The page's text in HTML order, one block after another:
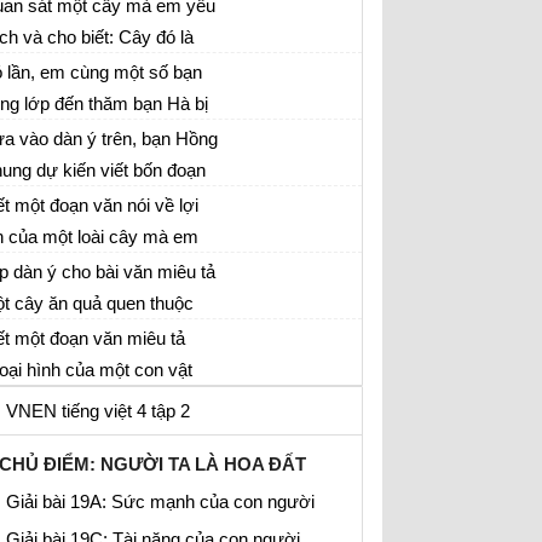
đoạn văn, có sử dụng
kiểu câu kể
sát một cây mà em yêu
và cho biết: Cây đó là
gì? Cây được trồng ở
Việt lớp 4
lần, em cùng một số bạn
lớp đến thăm bạn Hà bị
Em giới thiệu với bố mẹ
Hà từng người trong
Việt lớp 4 VNEN
vào dàn ý trên, bạn Hồng
dự kiến viết bốn đoạn
nhưng chưa viết được
nào hoàn chỉnh
Việt lớp 4
một đoạn văn nói về lợi
của một loài cây mà em
làm văn lớp 2, 3, 4
dàn ý cho bài văn miêu tả
cây ăn quả quen thuộc
ý chi tiết Tả cây ăn quả lớp 4
một đoạn văn miêu tả
hình của một con vật
em yêu thích
VNEN tiếng việt 4 tập 2
CHỦ ĐIỂM: NGƯỜI TA LÀ HOA ĐẤT
Giải bài 19A: Sức mạnh của con người